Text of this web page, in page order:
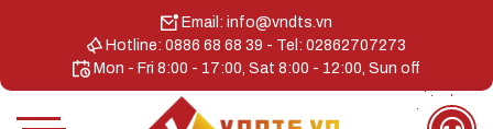
Email: info@vndts.vn
Hotline: 0886 68 68 39 - Tel: 02862707273
Mon - Fri 8:00 - 17:00, Sat 8:00 - 12:00, Sun off